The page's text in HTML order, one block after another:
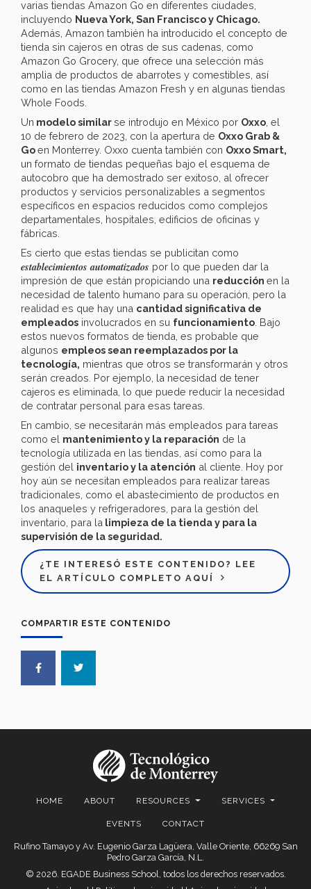
varias tiendas Amazon Go en diferentes ciudades,
incluyendo Nueva York, San Francisco y Chicago.
Además, Amazon también ha introducido el concepto de
tienda sin cajeros en otras de sus cadenas, como
Amazon Go Grocery, que ofrece una selección más
amplia de productos de abarrotes y comestibles, así
como en las tiendas Amazon Fresh y en algunas tiendas
Whole Foods.
Un modelo similarse introdujo en México por Oxxo , el
10 de febrero de 2023, con la apertura de Oxxo Grab &
Goen Monterrey. Oxxo cuenta también con Oxxo Smart,
un formato de tiendas pequeñas bajo el esquema de
autocobro que ha demostrado ser exitoso, al ofrecer
productos y servicios personalizables a segmentos
específicos en espacios reducidos como complejos
departamentales, hospitales, edificios de oficinas y
fábricas.
Es cierto que estas tiendas se publicitan como
establecimientos automatizados por lo que pueden dar la
impresión de que están propiciando una reducción en la
necesidad de talento humano para su operación, pero la
realidad es que hay una cantidad significativa de
empleados involucrados en su funcionamiento . Bajo
estos nuevos formatos de tienda, es probable que
algunos empleos sean reemplazados por la
tecnología, mientras que otros se transformarán y otros
serán creados. Por ejemplo, la necesidad de tener
cajeros es eliminada, lo que puede reducir la necesidad
de contratar personal para esas tareas.
En cambio, se necesitarán más empleados para tareas
como el mantenimiento y la reparación de la
tecnología utilizada en las tiendas, así como para la
gestión del inventario y la atención al cliente. Hoy por
hoy aún se necesitan empleados para realizar tareas
tradicionales, como el abastecimiento de productos en
los anaqueles y refrigeradores, para la gestión del
inventario, para la limpieza de la tienda y para la
supervisión de la seguridad.
¿TE INTERESÓ ESTE CONTENIDO? LEE
EL ARTÍCULO COMPLETO AQUÍ
COMPARTIR ESTE CONTENIDO
HOME ABOUT RESOURCES SERVICES
EVENTS CONTACT
Rufino Tamayo y Av. Eugenio Garza Lagüera, Valle Oriente, 66269 San
Pedro Garza García, N.L.
© 2026. EGADE Business School, todos los derechos reservados.